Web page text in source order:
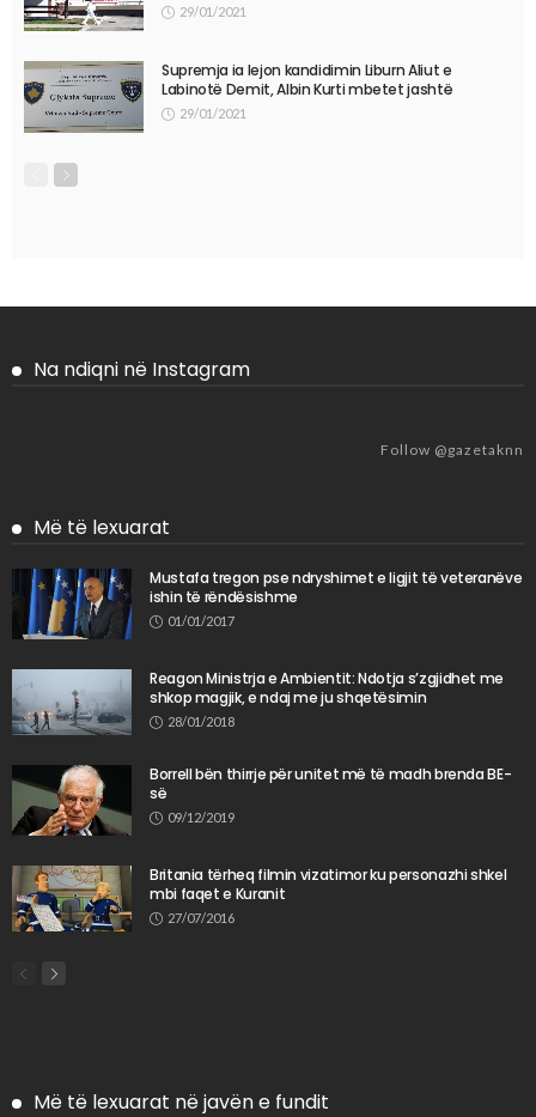
29/01/2021
Supremja ia lejon kandidimin Liburn Aliut e
Labinotë Demit, Albin Kurti mbetet jashtë
29/01/2021
Na ndiqni në Instagram
Follow @gazetaknn
Më të lexuarat
Mustafa tregon pse ndryshimet e ligjit të veteranëve
ishin të rëndësishme
01/01/2017
Reagon Ministrja e Ambientit: Ndotja s’zgjidhet me
shkop magjik, e ndaj me ju shqetësimin
28/01/2018
Borrell bën thirrje për unitet më të madh brenda BE-
së
09/12/2019
Britania tërheq filmin vizatimor ku personazhi shkel
mbi faqet e Kuranit
27/07/2016
Më të lexuarat në javën e fundit